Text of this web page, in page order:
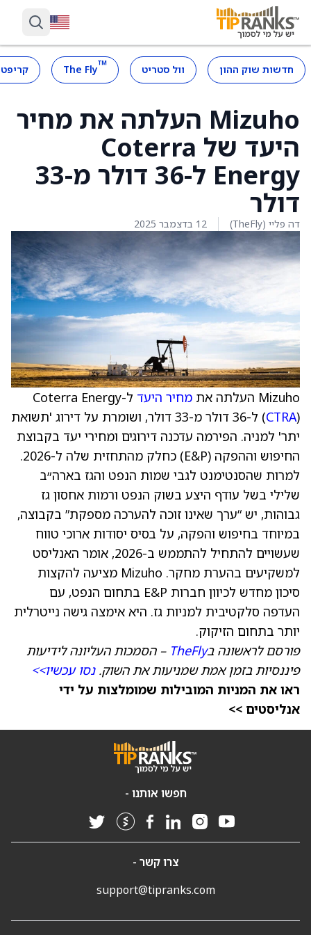
חדשות שוק ההון וול סטריט ™
The Fly
Mizuho העלתה את מחיר
היעד של Coterra
Energy ל-36 דולר מ-33
דולר
דה פליי (TheFly) 12 בדצמבר 2025
Mizuho העלתה את מחיר היעד
ל-Coterra Energy
(CTRA
) ל-36 דולר מ-33 דולר, ושומרת על דירוג 'תשואת
יתר' למניה. הפירמה עדכנה דירוגים ומחירי יעד בקבוצת
החיפוש וההפקה (E&P) כחלק מהתחזית שלה ל-2026.
למרות שהסנטימנט לגבי שמות הנפט והגז בארה״ב
שלילי בשל עודף היצע בשוק הנפט ורמות אחסון גז
גבוהות, יש “ערך שאינו זוכה להערכה מספקת” בקבוצה,
במיוחד בחיפוש והפקה, על בסיס יסודות ארוכי טווח
שעשויים להתחיל להתממש ב-2026, אומר האנליסט
למשקיעים בהערת מחקר. Mizuho מציעה להקצות
סיכון מחדש לכיוון חברות E&P בתחום הנפט, עם
העדפה סלקטיבית למניות גז. היא אימצה גישה נייטרלית
יותר בתחום הזיקוק.
פורסם לראשונה בTheFly – הסמכות העליונה לידיעות
פיננסיות בזמן אמת שמניעות את השוק.נסו עכשיו>>
ראו את המניות המובילות שמומלצות על ידי
אנליסטים >>
חפשו אותנו -
צרו קשר -
support@tipranks.com